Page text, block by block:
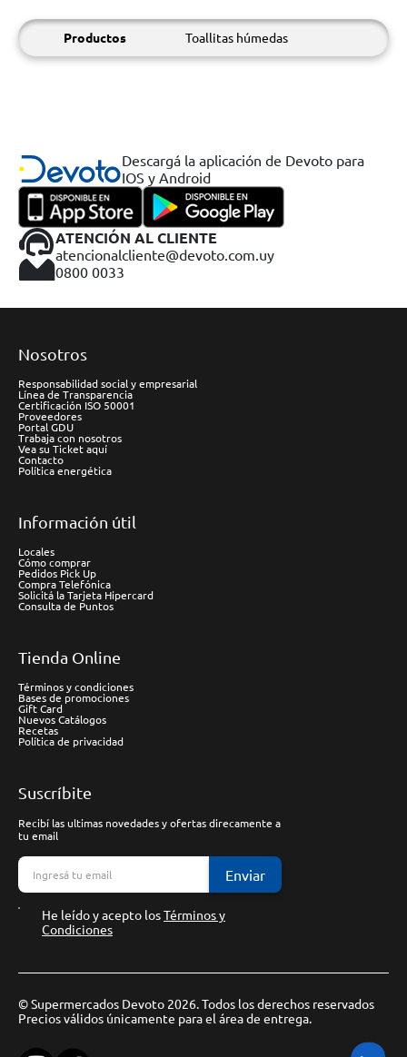
Productos Toallitas húmedas
Descargá la aplicación de Devoto para
IOS y Android
ATENCIÓN AL CLIENTE
atencionalcliente@devoto.com.uy
0800 0033
Nosotros
Responsabilidad social y empresarial
Línea de Transparencia
Certificación ISO 50001
Proveedores
Portal GDU
Trabaja con nosotros
Vea su Ticket aquí
Contacto
Política energética
Información útil
Locales
Cómo comprar
Pedidos Pick Up
Compra Telefónica
Solicitá la Tarjeta Hipercard
Consulta de Puntos
Tienda Online
Términos y condiciones
Bases de promociones
Gift Card
Nuevos Catálogos
Recetas
Política de privacidad
Suscríbite
Recibí las ultimas novedades y ofertas direcamente a
tu email
Enviar
He leído y acepto losTérminos y
Condiciones
© Supermercados Devoto 2026. Todos los derechos reservados
Precios válidos únicamente para el área de entrega.